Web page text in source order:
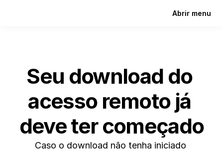
Seu download do
acesso remoto já
deve ter começado
Caso o download não tenha iniciado
Abrir menu